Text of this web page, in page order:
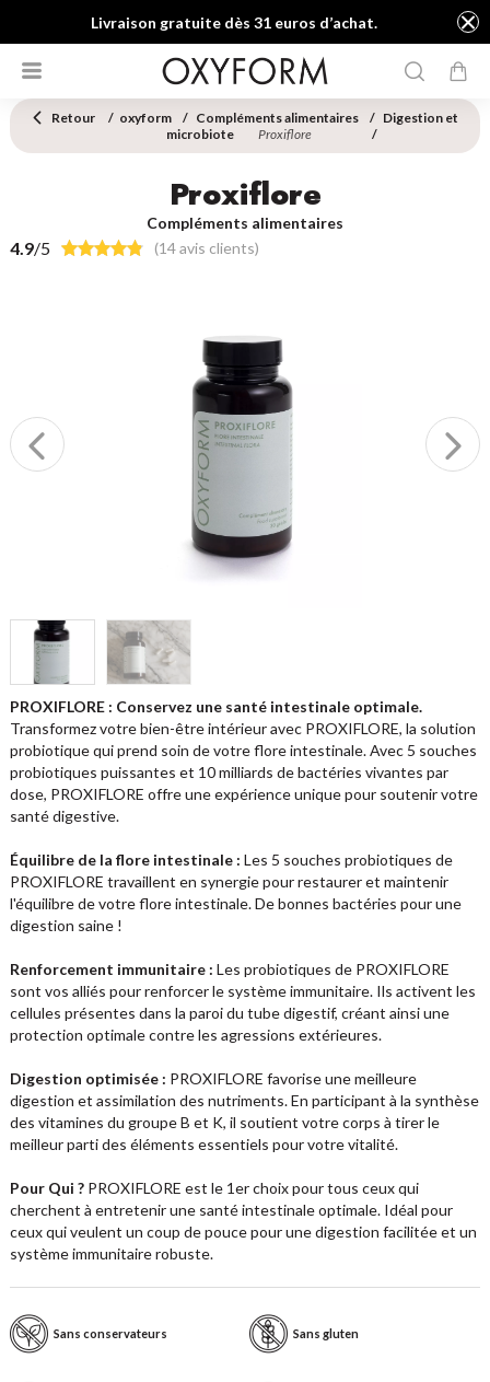
Livraison gratuite dès 31 euros d’achat.
Retour oxyform Compléments alimentaires
Digestion et
microbiote
Proxiflore
Proxiflore
Compléments alimentaires
4.9/5 (14 avis clients)
PROXIFLORE : Conservez une santé intestinale optimale.
Transformez votre bien-être intérieur avec PROXIFLORE, la solution
probiotique qui prend soin de votre flore intestinale. Avec 5 souches
probiotiques puissantes et 10 milliards de bactéries vivantes par
dose, PROXIFLORE offre une expérience unique pour soutenir votre
santé digestive.
Équilibre de la flore intestinale : Les 5 souches probiotiques de
PROXIFLORE travaillent en synergie pour restaurer et maintenir
l'équilibre de votre flore intestinale. De bonnes bactéries pour une
digestion saine !
Renforcement immunitaire : Les probiotiques de PROXIFLORE
sont vos alliés pour renforcer le système immunitaire. Ils activent les
cellules présentes dans la paroi du tube digestif, créant ainsi une
protection optimale contre les agressions extérieures.
Digestion optimisée : PROXIFLORE favorise une meilleure
digestion et assimilation des nutriments. En participant à la synthèse
des vitamines du groupe B et K, il soutient votre corps à tirer le
meilleur parti des éléments essentiels pour votre vitalité.
Pour Qui ? PROXIFLORE est le 1er choix pour tous ceux qui
cherchent à entretenir une santé intestinale optimale. Idéal pour
ceux qui veulent un coup de pouce pour une digestion facilitée et un
système immunitaire robuste.
Sans conservateurs Sans gluten